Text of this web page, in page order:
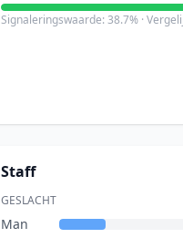
Signaleringswaarde: 38.7% ·
Staff
GESLACHT
Man